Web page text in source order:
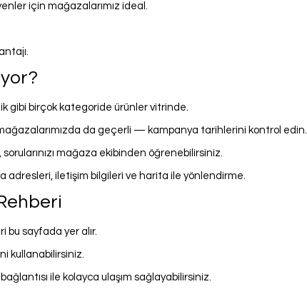
için mağazalarımız ideal.
gibi birçok kategoride ürünler vitrinde.
da geçerli — kampanya tarihlerini kontrol edin.
mağaza ekibinden öğrenebilirsiniz.
adresleri, iletişim bilgileri ve harita ile yönlendirme.
bu sayfada yer alır.
kullanabilirsiniz.
ile kolayca ulaşım sağlayabilirsiniz.